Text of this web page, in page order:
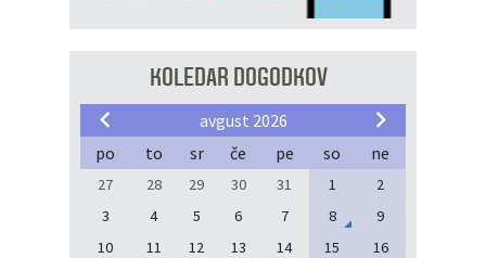
KOLEDAR DOGODKOV
avgust 2026
po
to sr če pe so ne
27 28 29 30 31 1
2
3
4 5 6 7 8
9
10
11 12 13 14 15
16